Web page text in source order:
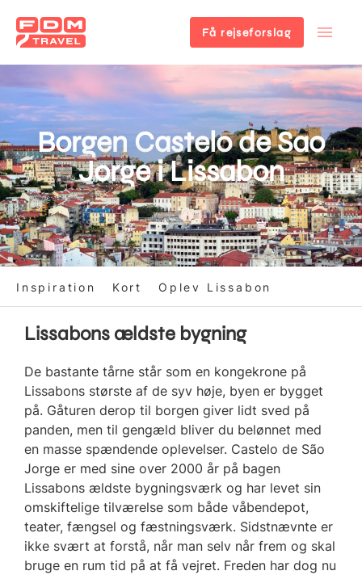
til
hovedindhold
Få rejseforslag
Borgen Castelo de Sao
Jorge i Lissabon
Inspiration Kort Oplev Lissabon
Lissabons ældste bygning
De bastante tårne står som en kongekrone på
Lissabons største af de syv høje, byen er bygget
på. Gåturen derop til borgen giver lidt sved på
panden, men til gengæld bliver du belønnet med
en masse spændende oplevelser. Castelo de São
Jorge er med sine over 2000 år på bagen
Lissabons ældste bygningsværk og har levet sin
omskiftelige tilværelse som både våbendepot,
teater, fængsel og fæstningsværk. Sidstnævnte er
ikke svært at forstå, når man selv når frem og skal
bruge en rum tid på at få vejret. Freden har dog nu